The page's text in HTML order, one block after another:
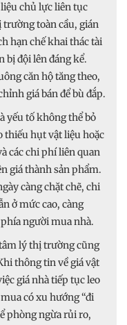
chủ lực liên tục
trường toàn cầu, gián
hạn chế khai thác tài
bị đội lên đáng kể.
căn hộ tăng theo,
giá bán để bù đắp.
yếu tố không thể bỏ
thiếu hụt vật liệu hoặc
các chi phí liên quan
giá thành sản phẩm.
càng chặt chẽ, chi
ở mức cao, càng
người mua nhà.
lý thị trường cũng
thông tin về giá vật
giá nhà tiếp tục leo
có xu hướng “đi
phòng ngừa rủi ro,